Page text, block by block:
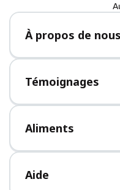
À propos de nous
À propos de nous
Postes
Presse
Témoignages
Tous les
Aliments
Tous les aliments
Aide